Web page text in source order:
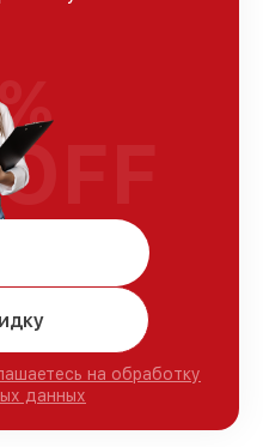
на обработку
данных